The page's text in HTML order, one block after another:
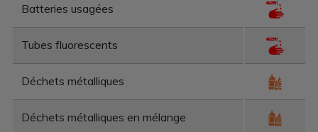
Batteries usagées
Tubes fluorescents
Déchets métalliques
Déchets métalliques en mélange